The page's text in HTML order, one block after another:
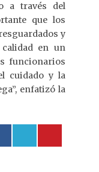
a través del
que los
y
en un
funcionarios
cuidado y la
enfatizó la